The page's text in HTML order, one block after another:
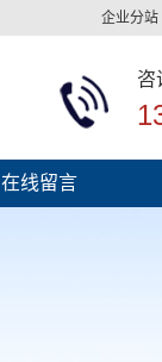
企业分站
咨
在线留言